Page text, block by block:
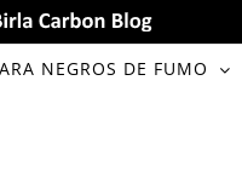
NEGROS DE FUMO